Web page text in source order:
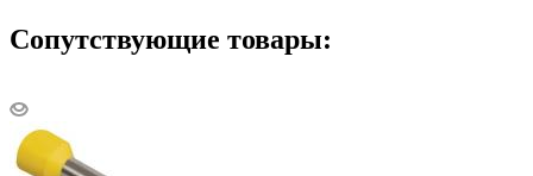
Сопутствующие товары: